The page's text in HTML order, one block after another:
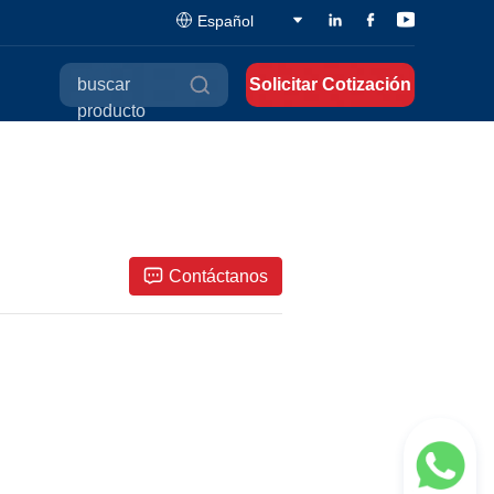
Español
buscar
producto
Solicitar Cotización
Contáctanos